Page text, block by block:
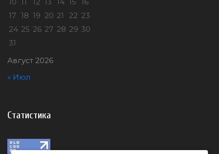
Август 2026
17 18 19 20 21 22 23
24 25 26 27 28 29 30
31
« Июл
Статистика